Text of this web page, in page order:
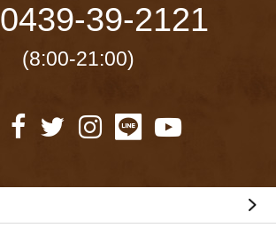
0439-39-2121
(8:00-21:00)